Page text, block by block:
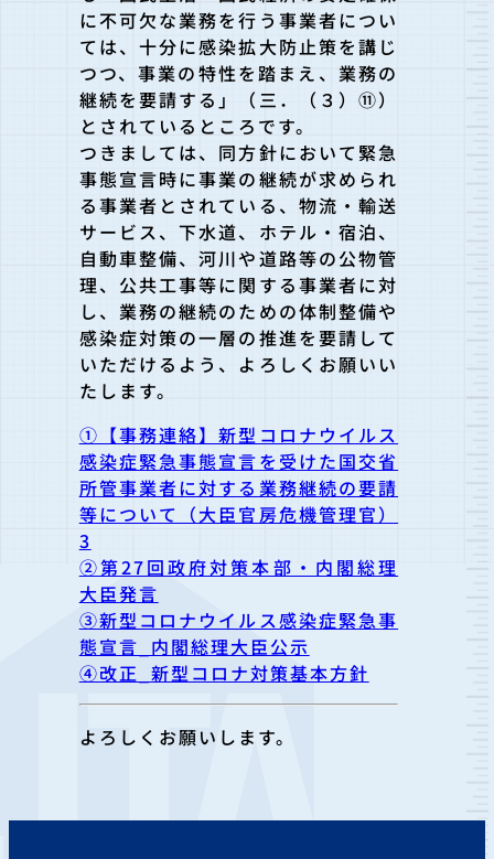
に不可欠な業務を行う事業者につい
ては、十分に感染拡大防止策を講じ
つつ、事業の特性を踏まえ、業務の
継続を要請する」（三．（３）⑪）
とされているところです。
つきましては、同方針において緊急
事態宣言時に事業の継続が求められ
る事業者とされている、物流・輸送
サービス、下水道、ホテル・宿泊、
自動車整備、河川や道路等の公物管
理、公共工事等に関する事業者に対
し、業務の継続のための体制整備や
感染症対策の一層の推進を要請して
いただけるよう、よろしくお願いい
たします。
①【事務連絡】新型コロナウイルス
感染症緊急事態宣言を受けた国交省
所管事業者に対する業務継続の要請
等について（大臣官房危機管理官）
3
②第27回政府対策本部・内閣総理
大臣発言
③新型コロナウイルス感染症緊急事
態宣言_内閣総理大臣公示
④改正_新型コロナ対策基本方針
よろしくお願いします。